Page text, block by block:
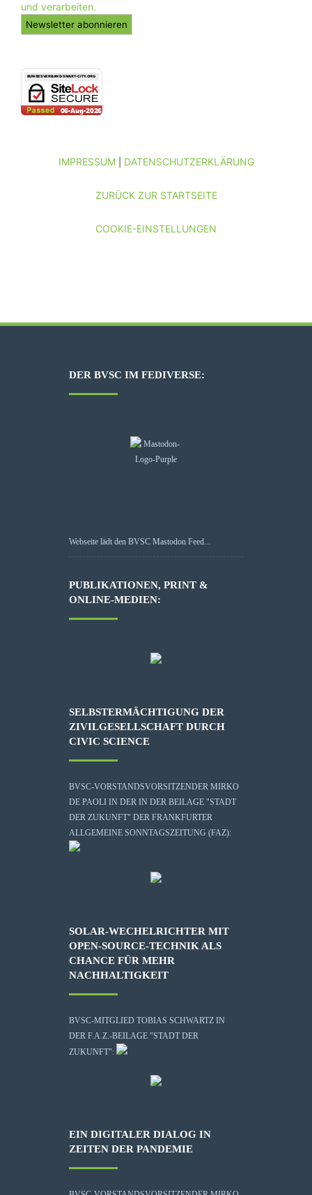
und verarbeiten.
IMPRESSUM| DATENSCHUTZERKLÄRUNG
ZURÜCK ZUR STARTSEITE
COOKIE-EINSTELLUNGEN
DER BVSC IM FEDIVERSE:
Webseite lädt den BVSC Mastodon Feed...
PUBLIKATIONEN, PRINT &
ONLINE-MEDIEN:
SELBSTERMÄCHTIGUNG DER
ZIVILGESELLSCHAFT DURCH
CIVIC SCIENCE
BVSC-VORSTANDSVORSITZENDER MIRKO
DE PAOLI IN DER IN DER BEILAGE "STADT
DER ZUKUNFT" DER FRANKFURTER
ALLGEMEINE SONNTAGSZEITUNG (FAZ):
SOLAR-WECHELRICHTER MIT
OPEN-SOURCE-TECHNIK ALS
CHANCE FÜR MEHR
NACHHALTIGKEIT
BVSC-MITGLIED TOBIAS SCHWARTZ IN
DER F.A.Z.-BEILAGE "STADT DER
ZUKUNFT":
EIN DIGITALER DIALOG IN
ZEITEN DER PANDEMIE